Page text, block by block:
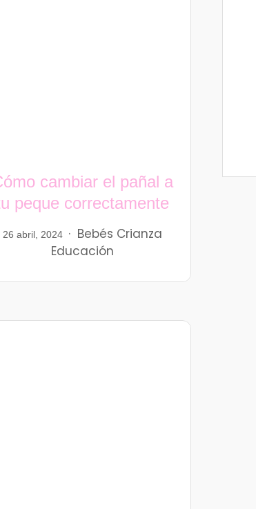
cambiar el pañal a
peque correctamente
26 abril, 2024 Bebés Crianza
Educación